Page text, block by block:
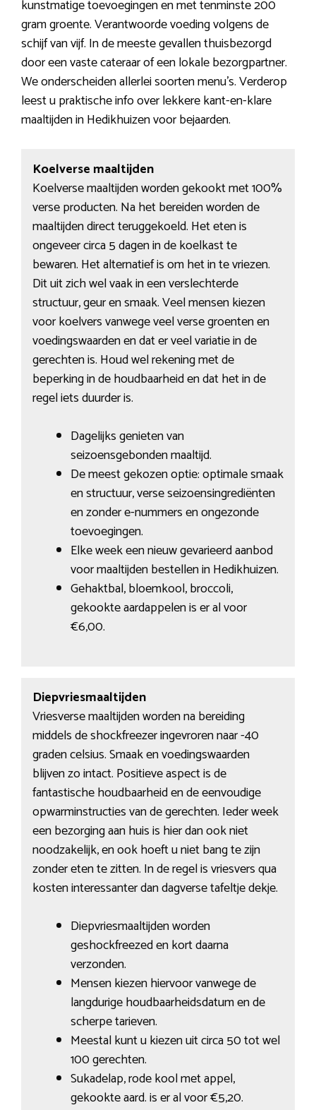
kunstmatige toevoegingen en met tenminste 200
gram groente. Verantwoorde voeding volgens de
schijf van vijf. In de meeste gevallen thuisbezorgd
door een vaste cateraar of een lokale bezorgpartner.
We onderscheiden allerlei soorten menu’s. Verderop
leest u praktische info over lekkere kant-en-klare
maaltijden in Hedikhuizen voor bejaarden.
Koelverse maaltijden
Koelverse maaltijden worden gekookt met 100%
verse producten. Na het bereiden worden de
maaltijden direct teruggekoeld. Het eten is
ongeveer circa 5 dagen in de koelkast te
bewaren. Het alternatief is om het in te vriezen.
Dit uit zich wel vaak in een verslechterde
structuur, geur en smaak. Veel mensen kiezen
voor koelvers vanwege veel verse groenten en
voedingswaarden en dat er veel variatie in de
gerechten is. Houd wel rekening met de
beperking in de houdbaarheid en dat het in de
regel iets duurder is.
Dagelijks genieten van
seizoensgebonden maaltijd.
De meest gekozen optie: optimale smaak
en structuur, verse seizoensingrediënten
en zonder e-nummers en ongezonde
toevoegingen.
Elke week een nieuw gevarieerd aanbod
voor maaltijden bestellen in Hedikhuizen.
Gehaktbal, bloemkool, broccoli,
gekookte aardappelen is er al voor
€6,00.
Diepvriesmaaltijden
Vriesverse maaltijden worden na bereiding
middels de shockfreezer ingevroren naar -40
graden celsius. Smaak en voedingswaarden
blijven zo intact. Positieve aspect is de
fantastische houdbaarheid en de eenvoudige
opwarminstructies van de gerechten. Ieder week
een bezorging aan huis is hier dan ook niet
noodzakelijk, en ook hoeft u niet bang te zijn
zonder eten te zitten. In de regel is vriesvers qua
kosten interessanter dan dagverse tafeltje dekje.
Diepvriesmaaltijden worden
geshockfreezed en kort daarna
verzonden.
Mensen kiezen hiervoor vanwege de
langdurige houdbaarheidsdatum en de
scherpe tarieven.
Meestal kunt u kiezen uit circa 50 tot wel
100 gerechten.
Sukadelap, rode kool met appel,
gekookte aard. is er al voor €5,20.